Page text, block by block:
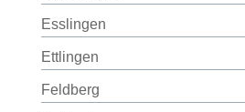
Esslingen
Ettlingen
Feldberg